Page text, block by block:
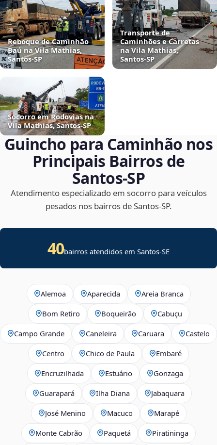
Reboque de Caminhão
Baú na Vila Mathias,
Santos‑SP
Transporte de
Caminhões e Carretas
na Vila Mathias,
Santos‑SP
Socorro em Rodovias na
Vila Mathias, Santos‑SP
Guincho para Caminhão nos
Principais Bairros de
Santos‑SP
Atendimento especializado em socorro para veículos
pesados nos bairros de Santos‑SP.
40bairros atendidos emSantos-SE
Alemoa Aparecida Areia Branca
Bom Retiro Boqueirão Cabuçu
Campo Grande Caneleira Caruara Castelo
Centro Chico de Paula Embaré
Encruzilhada Estuário Gonzaga
Guarapará Ilha Diana Jabaquara
José Menino Macuco Marapé
Monte Cabrão Paquetá Piratininga